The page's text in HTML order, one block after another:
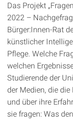
Das Projekt
2022 –
Bürger:Innen-Rat
künstlicher
Pflege. Welche
welchen
Studierende der
der Medien, die
und über ihre
sie fragen: Was